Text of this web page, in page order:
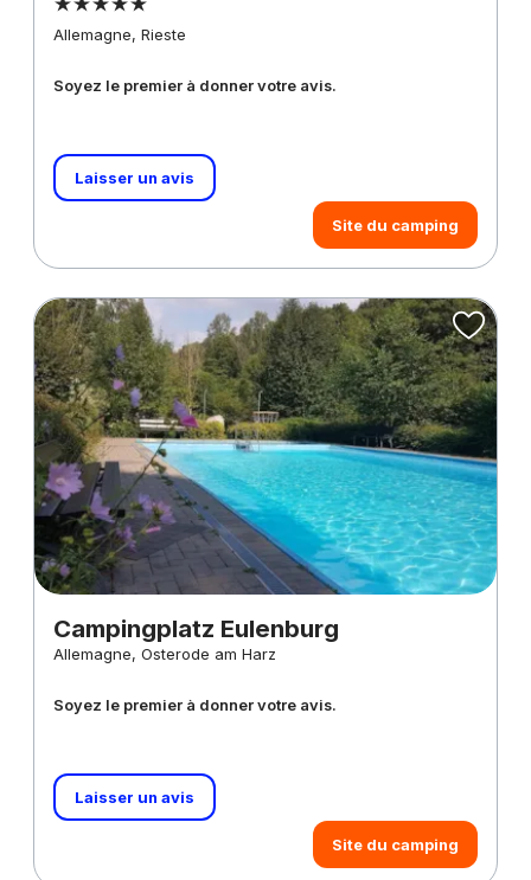
Allemagne, Rieste
Soyez le premier à donner votre avis.
Laisser un avis
Site du camping
Campingplatz Eulenburg
Allemagne, Osterode am Harz
Soyez le premier à donner votre avis.
Laisser un avis
Site du camping